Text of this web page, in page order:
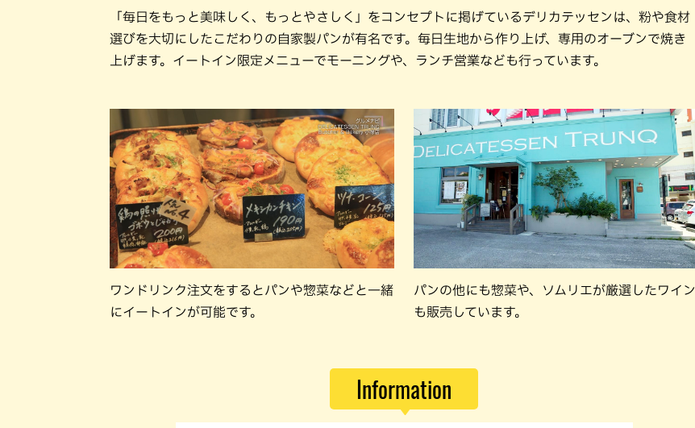
「毎日をもっと美味しく、もっとやさしく」をコンセプトに掲げているデリカテッセンは、粉や食材
選びを大切にしたこだわりの自家製パンが有名です。毎日生地から作り上げ、専用のオーブンで焼き
上げます。イートイン限定メニューでモーニングや、ランチ営業なども行っています。
ワンドリンク注文をするとパンや惣菜などと一緒
にイートインが可能です。
パンの他にも惣菜や、ソムリエが厳選したワイン
も販売しています。
Information